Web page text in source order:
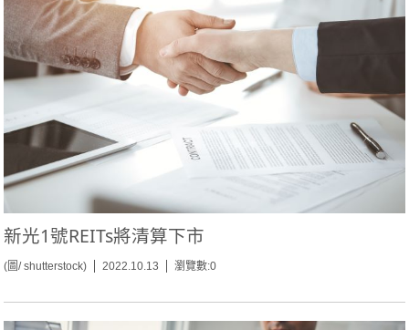
新光1號REITs將清算下市
(圖/ shutterstock) 2022.10.13 瀏覽數:0